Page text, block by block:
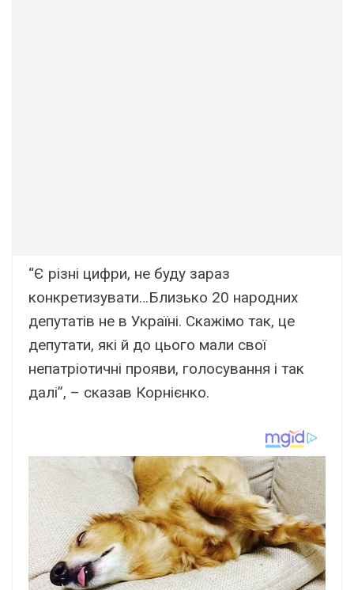
“Є різні цифри, не буду зараз
конкретизувати…Близько 20 народних
депутатів не в Україні. Скажімо так, це
депутати, які й до цього мали свої
непатріотичні прояви, голосування і так
далі”, – сказав Корнієнко.